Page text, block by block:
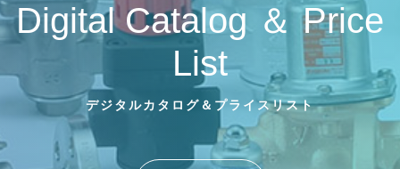
Digital Catalog ＆ Price
List
デジタルカタログ＆プライスリスト